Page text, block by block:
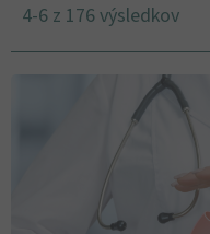
4-6 z 176 výsledkov